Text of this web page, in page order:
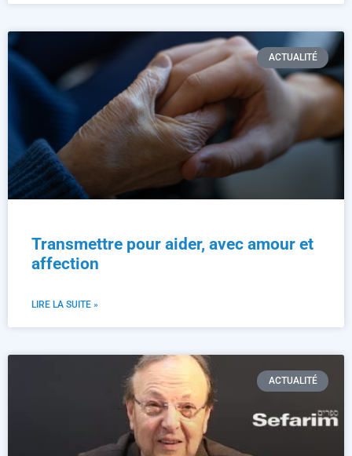
ACTUALITÉ
Transmettre pour aider, avec amour et
affection
LIRE LA SUITE »
ACTUALITÉ